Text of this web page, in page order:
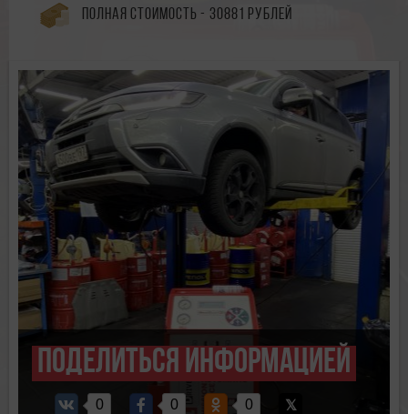
Полная стоимость - 30881 рублей
Поделиться информацией
0 0 0